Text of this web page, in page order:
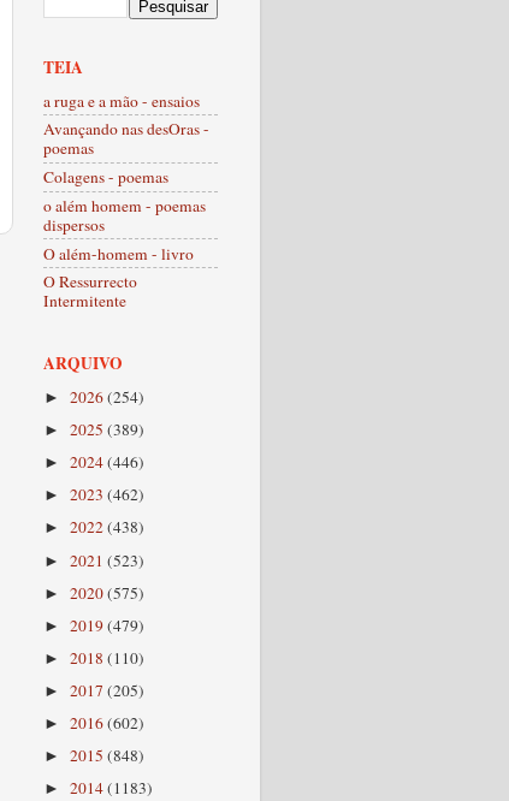
TEIA
a ruga e a mão - ensaios
Avançando nas desOras -
poemas
Colagens - poemas
o além homem - poemas
dispersos
O além-homem - livro
O Ressurrecto
Intermitente
ARQUIVO
► 2026(254)
► 2025 (389)
► 2024(446)
► 2023 (462)
► 2022(438)
► 2021 (523)
► 2020(575)
► 2019(479)
► 2018 (110)
► 2017 (205)
► 2016(602)
► 2015 (848)
► 2014(1183)